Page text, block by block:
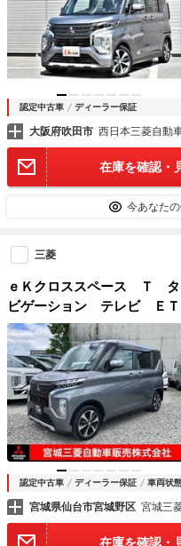
認定中古車 ディーラー保証
大阪府吹田市 西日本三菱自動
在庫を確認・
今あなた
三菱
ｅＫクロススペース Ｔ
ビゲーション テレビ Ｅ
ュスタート 両側電動スラ
ール アイドリングストッ
チ １年間走行距離無制限の
認定中古車 ディーラー保証 車両状
宮城県仙台市宮城野区 宮城三
在庫を確認・